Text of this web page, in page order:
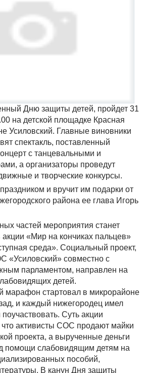
Дню защиты детей, пройдет 31
на детской площадке Красная
Усиловский. Главные виновники
спектакль, поставленный
с танцевальными и
а организаторы проведут
и творческие конкурсы.
и вручит им подарки от
района ее глава Игорь
частей мероприятия станет
акции «Мир на кончиках пальцев»
среда». Социальный проект,
«Усиловский» совместно с
парламентом, направлен на
детей.
марафон стартовал в микрорайоне
и каждый нижегородец имел
Суть акции
что активисты СОС продают майки
проекта, а вырученные деньги
помощи слабовидящим детям на
пособий,
В канун Дня защиты